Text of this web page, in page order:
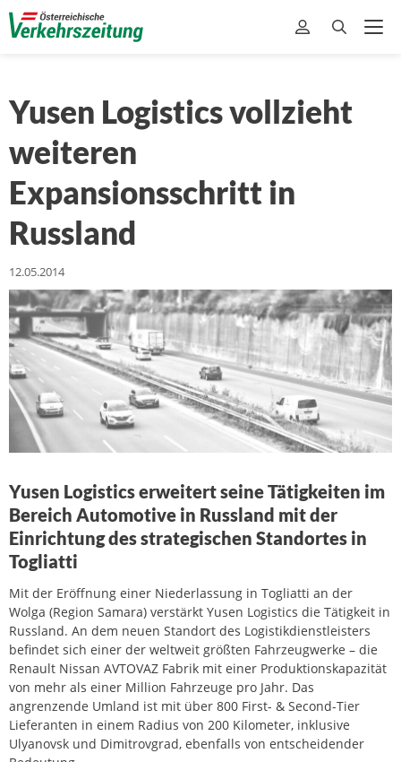
Yusen Logistics vollzieht
weiteren
Expansionsschritt in
Russland
12.05.2014
Yusen Logistics erweitert seine Tätigkeiten im
Bereich Automotive in Russland mit der
Einrichtung des strategischen Standortes in
Togliatti
Mit der Eröffnung einer Niederlassung in Togliatti an der
Wolga (Region Samara) verstärkt Yusen Logistics die Tätigkeit in
Russland. An dem neuen Standort des Logistikdienstleisters
befindet sich einer der weltweit größten Fahrzeugwerke – die
Renault Nissan AVTOVAZ Fabrik mit einer Produktionskapazität
von mehr als einer Million Fahrzeuge pro Jahr. Das
angrenzende Umland ist mit über 800 First- & Second-Tier
Lieferanten in einem Radius von 200 Kilometer, inklusive
Ulyanovsk und Dimitrovgrad, ebenfalls von entscheidender